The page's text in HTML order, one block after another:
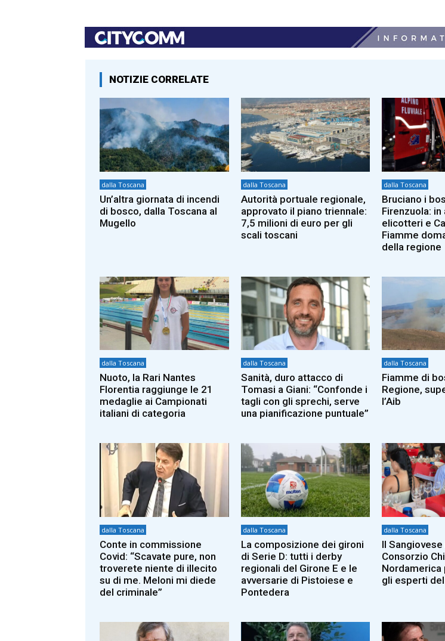
NOTIZIE CORRELATE
dalla Toscana
Un’altra giornata di incendi
di bosco, dalla Toscana al
Mugello
dalla Toscana
Autorità portuale regionale,
approvato il piano triennale:
7,5 milioni di euro per gli
scali toscani
dalla Toscana
Bruciano i
Firenzuola: in
elicotteri e
Fiamme
della regione
dalla Toscana
Nuoto, la Rari Nantes
Florentia raggiunge le 21
medaglie ai Campionati
italiani di categoria
dalla Toscana
Sanità, duro attacco di
Tomasi a Giani: “Confonde i
tagli con gli sprechi, serve
una pianificazione puntuale”
dalla Toscana
Fiamme di
Regione,
l’Aib
dalla Toscana
Conte in commissione
Covid: “Scavate pure, non
troverete niente di illecito
su di me. Meloni mi diede
del criminale”
dalla Toscana
La composizione dei gironi
di Serie D: tutti i derby
regionali del Girone E e le
avversarie di Pistoiese e
Pontedera
dalla Toscana
Il Sangiovese
Consorzio
gli esperti